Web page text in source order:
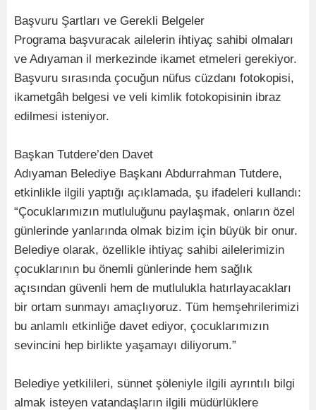
Başvuru Şartları ve Gerekli Belgeler
Programa başvuracak ailelerin ihtiyaç sahibi olmaları
ve Adıyaman il merkezinde ikamet etmeleri gerekiyor.
Başvuru sırasında çocuğun nüfus cüzdanı fotokopisi,
ikametgâh belgesi ve veli kimlik fotokopisinin ibraz
edilmesi isteniyor.
Başkan Tutdere’den Davet
Adıyaman Belediye Başkanı Abdurrahman Tutdere,
etkinlikle ilgili yaptığı açıklamada, şu ifadeleri kullandı:
“Çocuklarımızın mutluluğunu paylaşmak, onların özel
günlerinde yanlarında olmak bizim için büyük bir onur.
Belediye olarak, özellikle ihtiyaç sahibi ailelerimizin
çocuklarının bu önemli günlerinde hem sağlık
açısından güvenli hem de mutlulukla hatırlayacakları
bir ortam sunmayı amaçlıyoruz. Tüm hemşehrilerimizi
bu anlamlı etkinliğe davet ediyor, çocuklarımızın
sevincini hep birlikte yaşamayı diliyorum.”
Belediye yetkilileri, sünnet şöleniyle ilgili ayrıntılı bilgi
almak isteyen vatandaşların ilgili müdürlüklere